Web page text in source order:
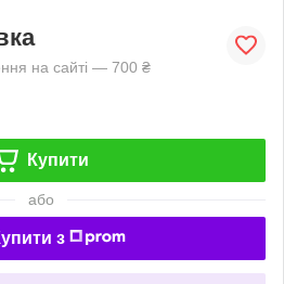
на сайті — 700 ₴
Купити
або
з